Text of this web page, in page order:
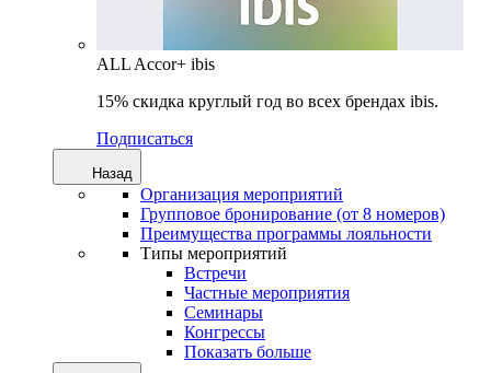
ALL Accor+ ibis
15% скидка круглый год во всех брендах ibis.
Подписаться
Назад
Организация мероприятий
Групповое бронирование (от 8 номеров)
Преимущества программы лояльности
Типы мероприятий
Встречи
Частные мероприятия
Семинары
Конгрессы
Показать больше